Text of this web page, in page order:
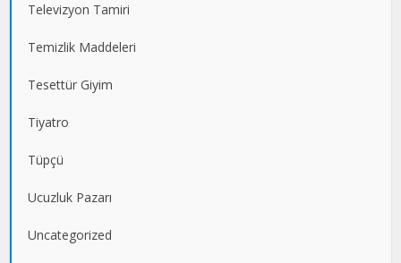
Televizyon Tamiri
Temizlik Maddeleri
Tesettür Giyim
Tiyatro
Tüpçü
Ucuzluk Pazarı
Uncategorized